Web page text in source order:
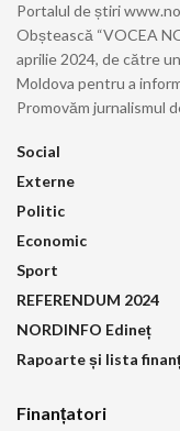
Portalul de știri
Obștească “VOCEA
aprilie 2024, de către
Moldova pentru a
Promovăm jurnalismul
Social
Externe
Politic
Economic
Sport
REFERENDUM 2024
NORDINFO Edineț
Rapoarte și lista
Finanțatori